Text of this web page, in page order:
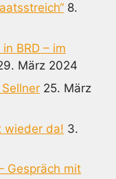
8.
BRD – im
März 2024
25. März
wieder da! 3.
Gespräch mit